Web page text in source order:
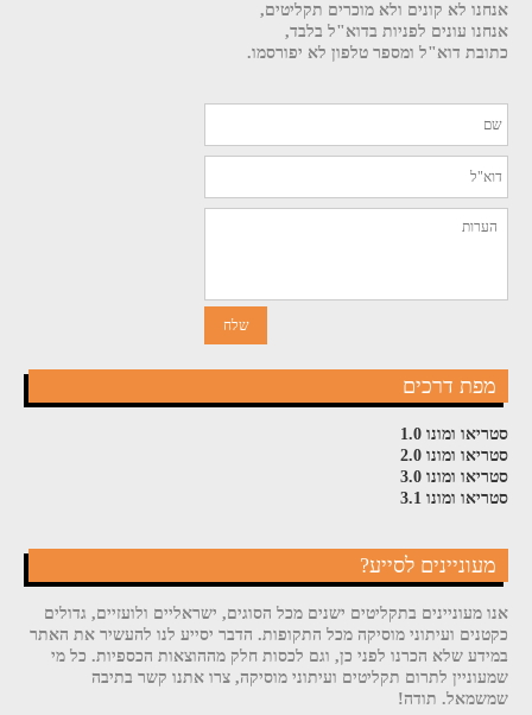
אנחנו לא קונים ולא מוכרים תקליטים,
אנחנו עונים לפניות בדוא"ל בלבד,
כתובת דוא"ל ומספר טלפון לא יפורסמו.
מפת דרכים
סטריאו ומונו 1.0
סטריאו ומונו 2.0
סטריאו ומונו 3.0
סטריאו ומונו 3.1
מעוניינים לסייע?
אנו מעוניינים בתקליטים ישנים מכל הסוגים, ישראליים ולועזיים, גדולים
כקטנים ועיתוני מוסיקה מכל התקופות. הדבר יסייע לנו להעשיר את האתר
במידע שלא הכרנו לפני כן, וגם לכסות חלק מההוצאות הכספיות. כל מי
שמעוניין לתרום תקליטים ועיתוני מוסיקה, צרו אתנו קשר בתיבה
שמשמאל. תודה!